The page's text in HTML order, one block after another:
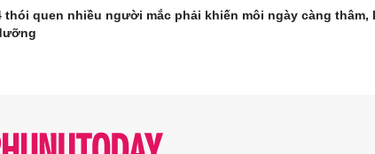
thói quen nhiều người mắc phải khiến môi ngày càng